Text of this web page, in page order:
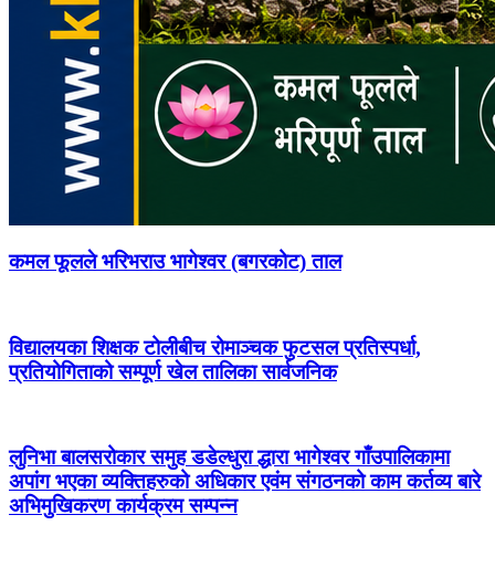
कमल फूलले भरिभराउ भागेश्वर (बगरकोट) ताल
विद्यालयका शिक्षक टोलीबीच रोमाञ्चक फुटसल प्रतिस्पर्धा,
प्रतियोगिताको सम्पूर्ण खेल तालिका सार्वजनिक
लुनिभा बालसरोकार समुह डडेल्धुरा द्धारा भागेश्वर गाँउपालिकामा
अपांग भएका व्यक्तिहरुको अधिकार एवंम संगठनको काम कर्तव्य बारे
अभिमुखिकरण कार्यक्रम सम्पन्न